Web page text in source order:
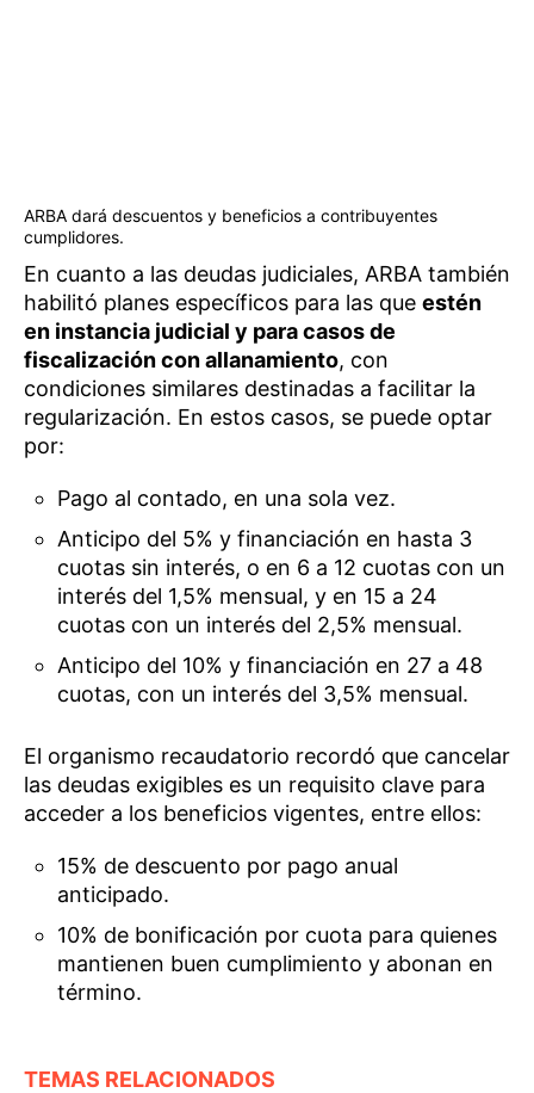
ARBA dará descuentos y beneficios a contribuyentes
cumplidores.
En cuanto a las deudas judiciales, ARBA también
habilitó planes específicos para las que estén
en instancia judicial y para casos de
fiscalización con allanamiento, con
condiciones similares destinadas a facilitar la
regularización. En estos casos, se puede optar
por:
Pago al contado, en una sola vez.
Anticipo del 5% y financiación en hasta 3
cuotas sin interés, o en 6 a 12 cuotas con un
interés del 1,5% mensual, y en 15 a 24
cuotas con un interés del 2,5% mensual.
Anticipo del 10% y financiación en 27 a 48
cuotas, con un interés del 3,5% mensual.
El organismo recaudatorio recordó que cancelar
las deudas exigibles es un requisito clave para
acceder a los beneficios vigentes, entre ellos:
15% de descuento por pago anual
anticipado.
10% de bonificación por cuota para quienes
mantienen buen cumplimiento y abonan en
término.
TEMAS RELACIONADOS